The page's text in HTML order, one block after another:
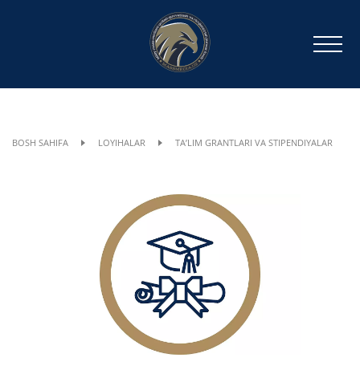
BOSH SAHIFA LOYIHALAR TAʼLIM GRANTLARI VA STIPENDIYALAR